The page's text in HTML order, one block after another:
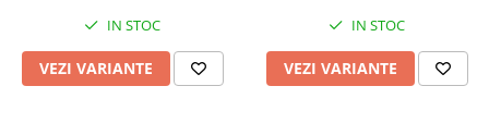
IN STOC
VEZI VARIANTE
IN STOC
VEZI VARIANTE